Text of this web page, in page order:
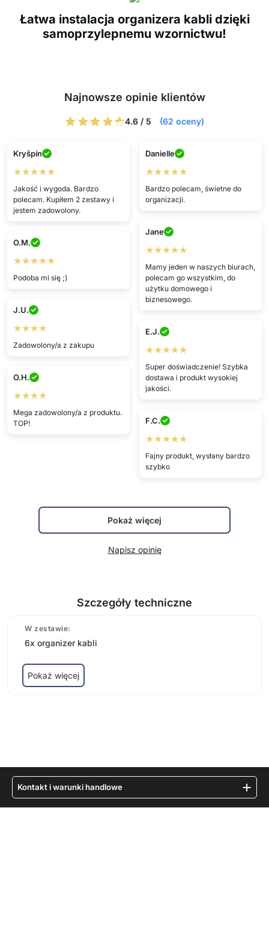
Łatwa instalacja organizera kabli dzięki
samoprzylepnemu wzornictwu!
Najnowsze opinie klientów
4.6 / 5 (62 oceny)
Kryšpín
★★★★★
Jakość i wygoda. Bardzo
polecam. Kupiłem 2 zestawy i
jestem zadowolony.
Danielle
★★★★★
Bardzo polecam, świetne do
organizacji.
Jane
★★★★★
Mamy jeden w naszych biurach,
polecam go wszystkim, do
użytku domowego i
biznesowego.
O.M.
★★★★★
Podoba mi się ;)
J.U.
★★★★
Zadowolony/a z zakupu
E.J.
★★★★★
Super doświadczenie! Szybka
dostawa i produkt wysokiej
jakości.
O.H.
★★★★
Mega zadowolony/a z produktu.
TOP!
F.C.
★★★★★
Fajny produkt, wysłany bardzo
szybko
Pokaż więcej
Napisz opinię
Szczegóły techniczne
W zestawie:
6x organizer kabli
Pokaż więcej
Kontakt i warunki handlowe